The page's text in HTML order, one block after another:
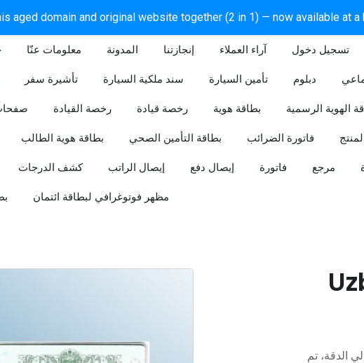
aged domain and original website together (2 in 1) — now available at
معلومات عنّا المدونة إنجازتنا آراء العملاء تسجيل دخول​
تأشيرة سفر سند ملكية السيارة تأمين السيارة دبلوم
رخصة القيادة رخصة قيادة بطاقة هوية الهوية الرسمية
بطاقة هوية الطالب بطاقة التأمين الصحي فاتورة الضرائب
كشف الدرجات إيصال الراتب إيصال دفع فاتورة مرجع
مظهر فوتوغرافي لبطاقة ائتمان
الدقة، تم